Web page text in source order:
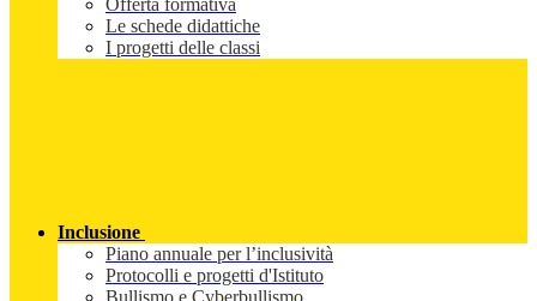
Offerta formativa
Le schede didattiche
I progetti delle classi
Inclusione
Piano annuale per l’inclusività
Protocolli e progetti d'Istituto